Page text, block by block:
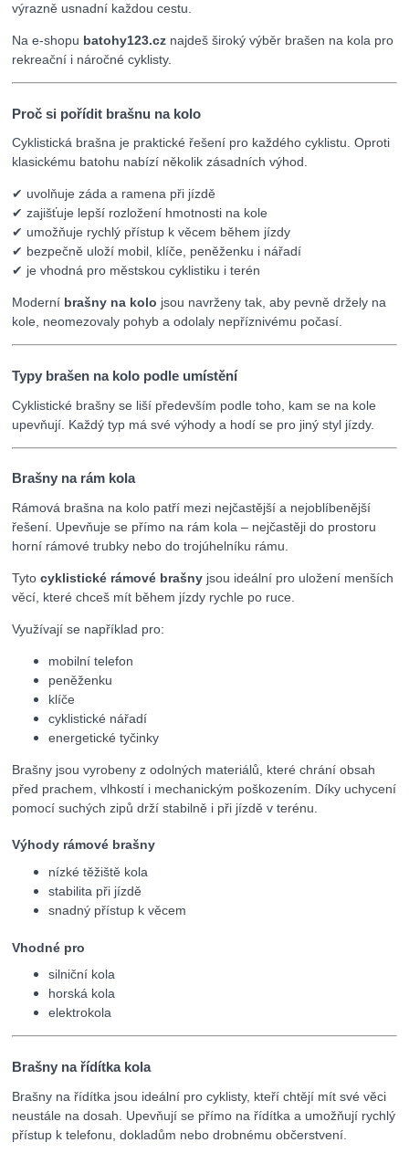
výrazně usnadní každou cestu.
Na e-shopu batohy123.cz najdeš široký výběr brašen na kola pro
rekreační i náročné cyklisty.
Proč si pořídit brašnu na kolo
Cyklistická brašna je praktické řešení pro každého cyklistu. Oproti
klasickému batohu nabízí několik zásadních výhod.
✔ uvolňuje záda a ramena při jízdě
✔ zajišťuje lepší rozložení hmotnosti na kole
✔ umožňuje rychlý přístup k věcem během jízdy
✔ bezpečně uloží mobil, klíče, peněženku i nářadí
✔ je vhodná pro městskou cyklistiku i terén
Moderní brašny na kolo jsou navrženy tak, aby pevně držely na
kole, neomezovaly pohyb a odolaly nepříznivému počasí.
Typy brašen na kolo podle umístění
Cyklistické brašny se liší především podle toho, kam se na kole
upevňují. Každý typ má své výhody a hodí se pro jiný styl jízdy.
Brašny na rám kola
Rámová brašna na kolo patří mezi nejčastější a nejoblíbenější
řešení. Upevňuje se přímo na rám kola – nejčastěji do prostoru
horní rámové trubky nebo do trojúhelníku rámu.
Tytocyklistické rámové brašny jsou ideální pro uložení menších
věcí, které chceš mít během jízdy rychle po ruce.
Využívají se například pro:
mobilní telefon
peněženku
klíče
cyklistické nářadí
energetické tyčinky
Brašny jsou vyrobeny z odolných materiálů, které chrání obsah
před prachem, vlhkostí i mechanickým poškozením. Díky uchycení
pomocí suchých zipů drží stabilně i při jízdě v terénu.
Výhody rámové brašny
nízké těžiště kola
stabilita při jízdě
snadný přístup k věcem
Vhodné pro
silniční kola
horská kola
elektrokola
Brašny na řídítka kola
Brašny na řídítka jsou ideální pro cyklisty, kteří chtějí mít své věci
neustále na dosah. Upevňují se přímo na řídítka a umožňují rychlý
přístup k telefonu, dokladům nebo drobnému občerstvení.